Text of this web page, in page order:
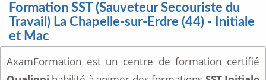
Formation SST (Sauveteur Secouriste du
Travail) La Chapelle-sur-Erdre (44) - Initiale
et Mac
AxamFormation est un centre de formation certifié